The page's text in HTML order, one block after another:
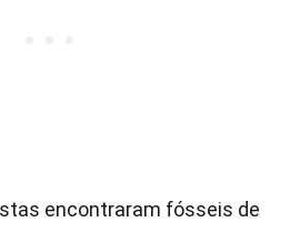
encontraram fósseis de